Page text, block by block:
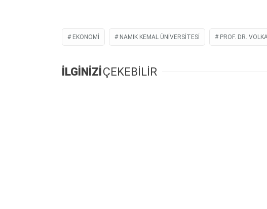
EKONOMI NAMIK KEMAL ÜNIVERSITESI PROF. DR.
İLGİNİZİÇEKEBİLİR